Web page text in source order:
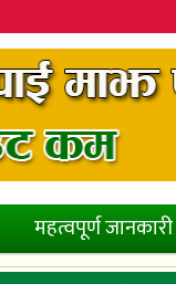
महत्वपूर्ण जानकारी